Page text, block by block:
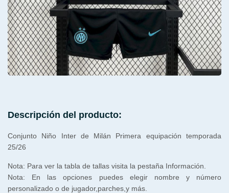
Descripción del producto:
Conjunto Niño Inter de Milán Primera equipación temporada
25/26
Nota: Para ver la tabla de tallas visita la pestaña Información.
Nota: En las opciones puedes elegir nombre y número
personalizado o de jugador,parches,y más.